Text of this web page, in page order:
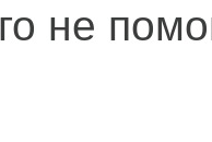
не